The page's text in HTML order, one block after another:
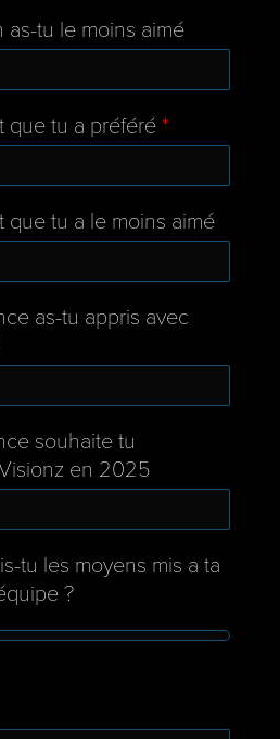
as-tu le moins aimé
que tu a préféré *
que tu a le moins aimé
as-tu appris avec
souhaite tu
en 2025
tu les moyens mis a ta
?